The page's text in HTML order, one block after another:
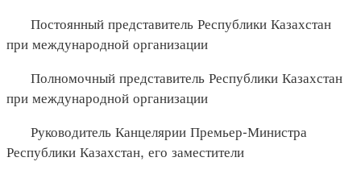
Постоянный представитель Республики Казахстан
при международной организации
Полномочный представитель Республики Казахстан
при международной организации
Руководитель Канцелярии Премьер-Министра
Республики Казахстан, его заместители